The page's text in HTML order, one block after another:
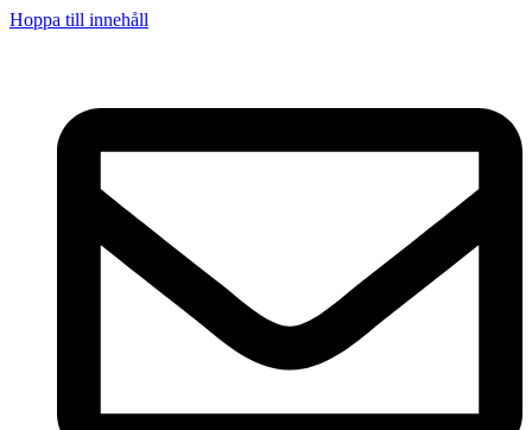
Hoppa till innehåll